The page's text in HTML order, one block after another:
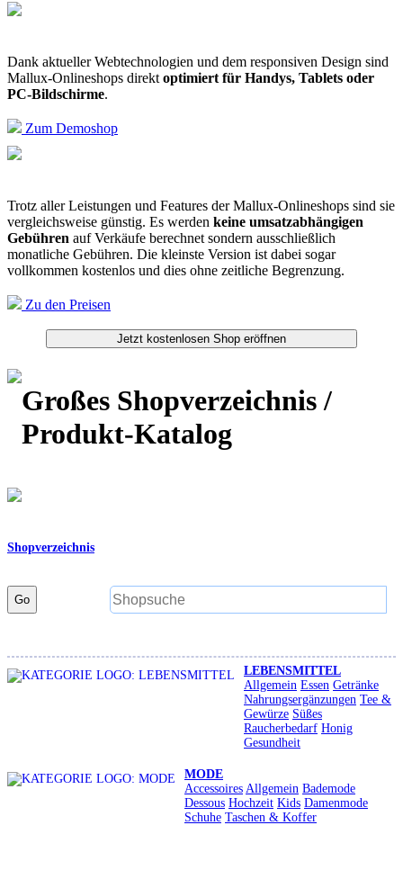
Dank aktueller Webtechnologien und dem responsiven Design sind
Mallux-Onlineshops direkt optimiert für Handys, Tablets oder
PC-Bildschirme.
Zum Demoshop
Trotz aller Leistungen und Features der Mallux-Onlineshops sind sie
vergleichsweise günstig. Es werden keine umsatzabhängigen
Gebühren auf Verkäufe berechnet sondern ausschließlich
monatliche Gebühren. Die kleinste Version ist dabei sogar
vollkommen kostenlos und dies ohne zeitliche Begrenzung.
Zu den Preisen
Großes Shopverzeichnis /
Produkt-Katalog
Shopverzeichnis
Go
LEBENSMITTEL
Allgemein Essen Getränke
Nahrungsergänzungen Tee &
Gewürze Süßes
Raucherbedarf Honig
Gesundheit
MODE
Accessoires Allgemein Bademode
Dessous Hochzeit Kids Damenmode
Schuhe Taschen & Koffer